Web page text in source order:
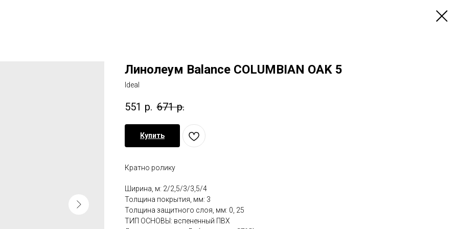
Линолеум Balance COLUMBIAN OAK 5
Ideal
551 р. 671 р.
Купить
Кратно ролику
Ширина, м: 2/2,5/3/3,5/4
Толщина покрытия, мм: 3
Толщина защитного слоя, мм: 0, 25
ТИП ОСНОВЫ: вспененный ПВХ